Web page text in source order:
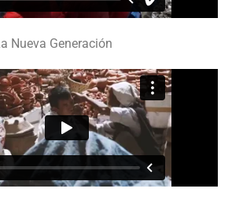
Nueva Generación